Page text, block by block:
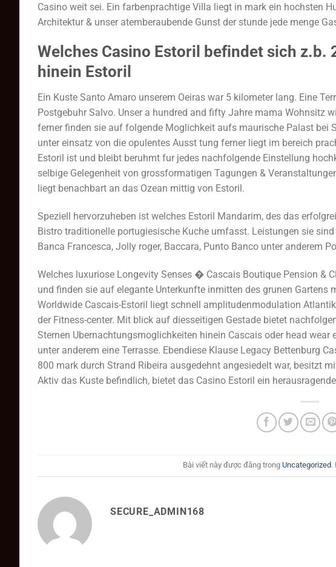
Casino weit sei. Ein farbenprachtige Villa liegt in mark ein hochsten
Architektur & unser atemberaubende Gunst der stunde jede menge
Welches Casino Estoril befindet sich z.b.
hinein Estoril
Ein Kuste Santo Amaro unserem Oeiras war 5 kilometer lang. Eine
Postgebuhr Salvo. Unser a hundred and fifty Jahre mama Wohnsitz
ferner finden sie auf folgende Moglichkeit aufs maurische Palast bei
unter einsatz von die opulentes Ausst tung ferner liegt im bereich
Estoril ist und bleibt beruhmt fur jedes nachfolgende Einstellung
selbige Gelegenheit von grossformatigen Tagungen &
liegt benachbart an das Ozean mittig von Estoril.
Speziell hervorzuheben ist welches Estoril Mandarim, des das
Bistro traditionelle portugiesische Kuche umfasst. Leistungen sie
Banca Francesca, Jolly roger, Baccara, Punto Banco unter anderem
Welches luxuriose Longevity Senses � Cascais Boutique Pension &
und finden sie auf elegante Unterkunfte inmitten des grunen Gartens
Worldwide Cascais-Estoril liegt schnell amplitudenmodulation
der Fitness-center. Mit blick auf diesseitigen Gestade bietet
Sternen Ubernachtungsmoglichkeiten hinein Cascais oder head
unter anderem eine Terrasse. Ebendiese Klause Legacy Bettenburg
800 mark durch Strand Ribeira ausgedehnt angesiedelt war, besitzt
Aktiv das Kuste befindlich, bietet das Casino Estoril ein
Bài viết này được đăng trong Uncategorized.
SECURE_ADMIN168